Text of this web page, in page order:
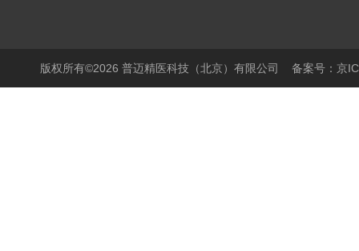
版权所有©2026 普迈精医科技（北京）有限公司 备案号：京